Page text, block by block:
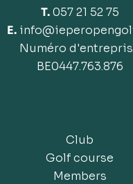
T.057 21 52 75
E.
Numéro
BE0447.763.876
Club
Golf course
Members